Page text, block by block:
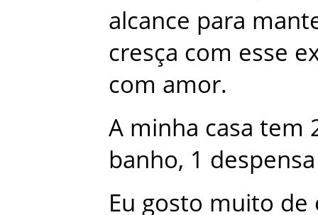
alcance para
cresça com esse
com amor.
A minha casa tem
banho, 1 despensa
Eu gosto muito de